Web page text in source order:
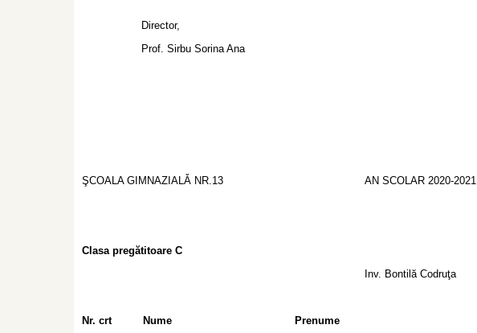
Director,
Prof. Sirbu Sorina Ana
ŞCOALA GIMNAZIALǍ NR.13 AN SCOLAR 2020-2021
Clasa pregătitoare C
Inv. Bontilă Codruţa
Nr. crt Nume
Prenume